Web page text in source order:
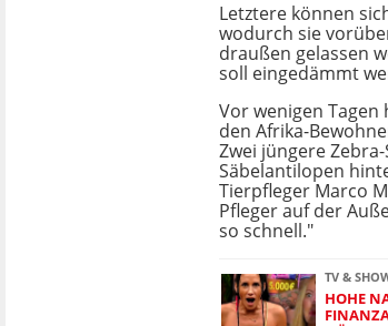
Letztere können
wodurch sie
draußen gelassen
soll eingedämmt
Vor wenigen
den Afrika-
Zwei jüngere
Säbelantilopen
Tierpfleger Marco
Pfleger auf der
so schnell."
TV &
HOHE